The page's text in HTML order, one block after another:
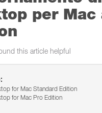
per Mac
this article helpful
for Mac Standard Edition
for Mac Pro Edition